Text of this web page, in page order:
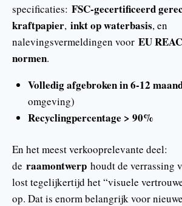
specificaties: FSC-gecertificeerd
kraftpapier, inkt op waterbasis, en
nalevingsvermeldingen voor EU
normen.
Volledig afgebroken in 6-12
omgeving)
Recyclingpercentage > 90%
En het meest verkooprelevante deel:
de raamontwerp houdt de verrassing
lost tegelijkertijd het “visuele
op. Dat is enorm belangrijk voor